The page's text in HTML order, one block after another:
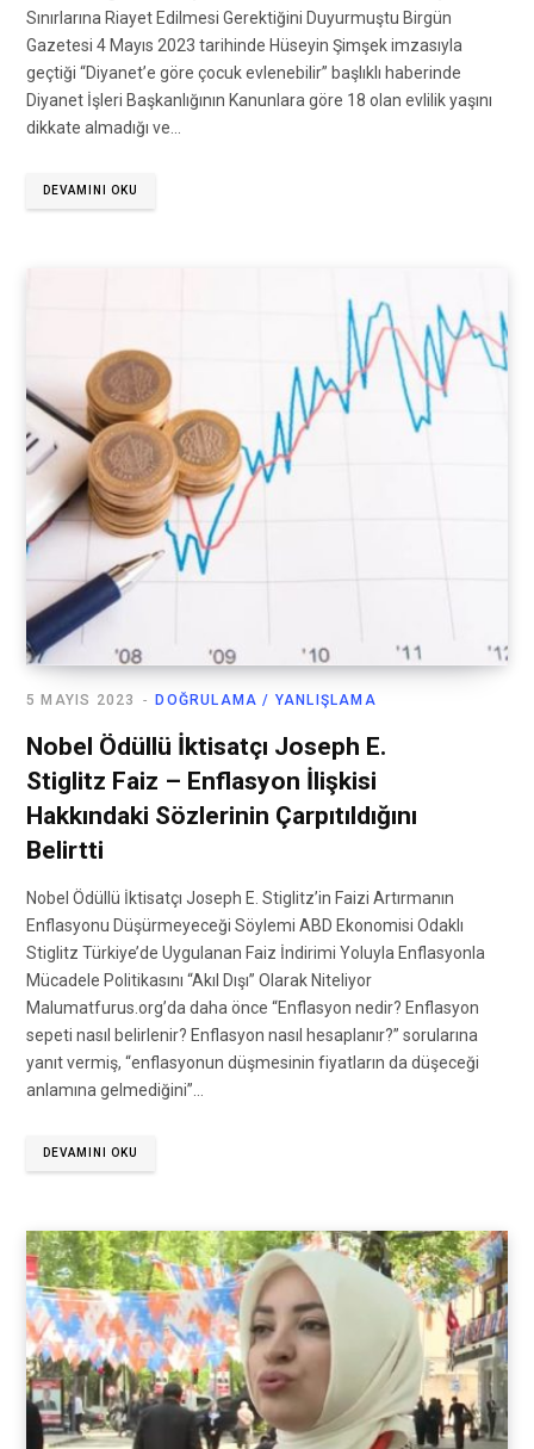
Sınırlarına Riayet Edilmesi Gerektiğini Duyurmuştu Birgün
Gazetesi 4 Mayıs 2023 tarihinde Hüseyin Şimşek imzasıyla
geçtiği “Diyanet’e göre çocuk evlenebilir” başlıklı haberinde
Diyanet İşleri Başkanlığının Kanunlara göre 18 olan evlilik yaşını
dikkate almadığı ve…
DEVAMINI OKU
DOĞRULAMA / YANLIŞLAMA
5 MAYIS 2023
Nobel Ödüllü İktisatçı Joseph E.
Stiglitz Faiz – Enflasyon İlişkisi
Hakkındaki Sözlerinin Çarpıtıldığını
Belirtti
Nobel Ödüllü İktisatçı Joseph E. Stiglitz’in Faizi Artırmanın
Enflasyonu Düşürmeyeceği Söylemi ABD Ekonomisi Odaklı
Stiglitz Türkiye’de Uygulanan Faiz İndirimi Yoluyla Enflasyonla
Mücadele Politikasını “Akıl Dışı” Olarak Niteliyor
Malumatfurus.org’da daha önce “Enflasyon nedir? Enflasyon
sepeti nasıl belirlenir? Enflasyon nasıl hesaplanır?” sorularına
yanıt vermiş, “enflasyonun düşmesinin fiyatların da düşeceği
anlamına gelmediğini”…
DEVAMINI OKU